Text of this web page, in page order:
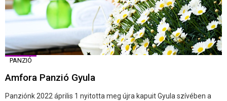
PANZIÓ
Amfora Panzió Gyula
Panziónk 2022 április 1 nyitotta meg újra kapuit Gyula szívében a